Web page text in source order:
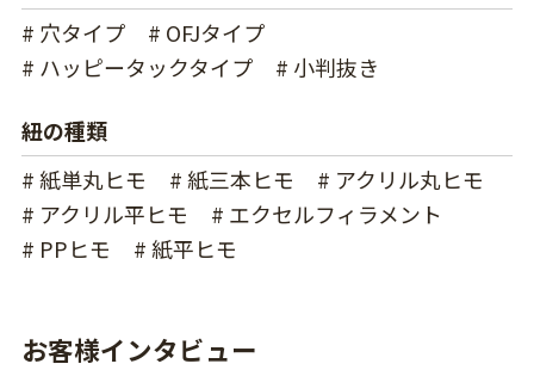
# 穴タイプ
# OFJタイプ
# ハッピータックタイプ
# 小判抜き
紐の種類
# 紙単丸ヒモ
# 紙三本ヒモ
# アクリル丸ヒモ
# アクリル平ヒモ
# エクセルフィラメント
# PPヒモ
# 紙平ヒモ
お客様インタビュー